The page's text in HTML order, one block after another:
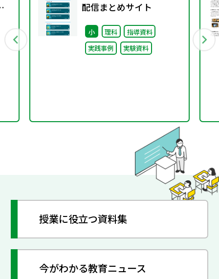
配信まとめサイト
小 理科
指導資料
実践事例
実験資料
授業に役立つ資料集
今がわかる教育ニュース